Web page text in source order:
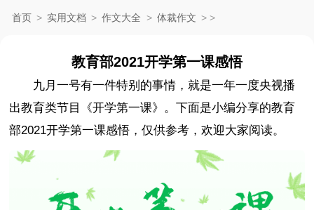
首页 > 实用文档 > 作文大全 > 体裁作文 > >
教育部2021开学第一课感悟
九月一号有一件特别的事情，就是一年一度央视播
出教育类节目《开学第一课》。下面是小编分享的教育
部2021开学第一课感悟，仅供参考，欢迎大家阅读。